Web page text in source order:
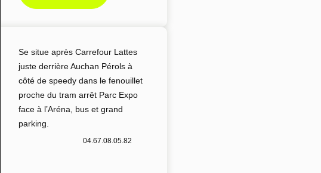
Se situe après Carrefour Lattes
juste derrière Auchan Pérols à
côté de speedy dans le fenouillet
proche du tram arrêt Parc Expo
face à l’Aréna, bus et grand
parking.
04.67.08.05.82